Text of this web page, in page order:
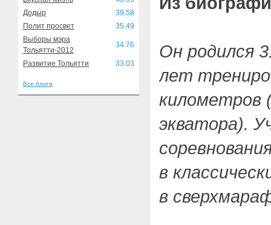
Додыр
39.58
Полит просвет
35.49
Выборы мэра
Тольятти-2012
34.76
Развитие Тольятти 33.03
Все блоги
Он родился
лет
километров
экватора).
в
в